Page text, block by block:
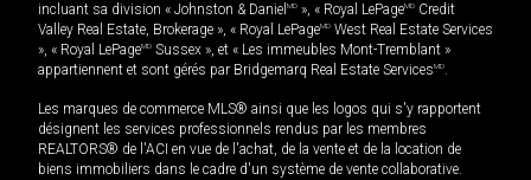
incluant sa division « Johnston & Daniel MD », « Royal LePageMD Credit
Valley Real Estate, Brokerage », « Royal LePageMD West Real Estate Services
», « Royal LePageMD Sussex », et « Les immeubles Mont-Tremblant »
appartiennent et sont gérés par Bridgemarq Real Estate ServicesMD.
Les marques de commerce MLS® ainsi que les logos qui s'y rapportent
désignent les services professionnels rendus par les membres
REALTORS® de l'ACI en vue de l'achat, de la vente et de la location de
biens immobiliers dans le cadre d'un système de vente collaborative.